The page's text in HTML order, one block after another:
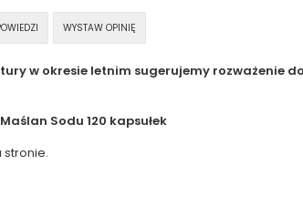
WYSTAW OPINIĘ
w okresie letnim sugerujemy rozważenie
Sodu 120 kapsułek